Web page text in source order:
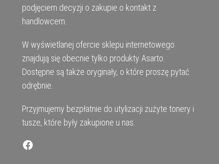
podjęciem decyzji o zakupie o kontakt z
handlowcem.
W wyświetlanej ofercie sklepu internetowego
znajdują się obecnie tylko produkty Asarto.
Dostępne są także oryginały, o które proszę pytać
odrębnie.
Przyjmujemy bezpłatnie do utylizacji zużyte tonery i
tusze, które były zakupione u nas.
Facebook